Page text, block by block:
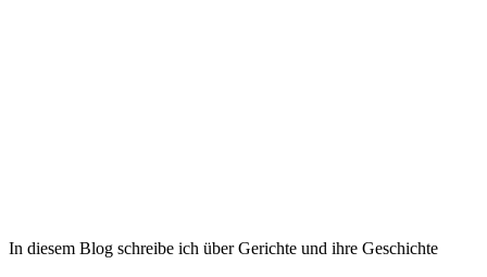
In diesem Blog schreibe ich über Gerichte und ihre Geschichte